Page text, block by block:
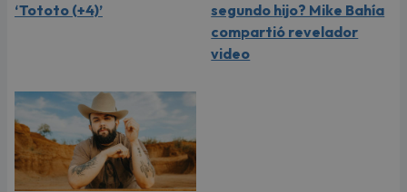
‘Tototo (+4)’
segundo hijo? Mike Bahía
compartió revelador
video